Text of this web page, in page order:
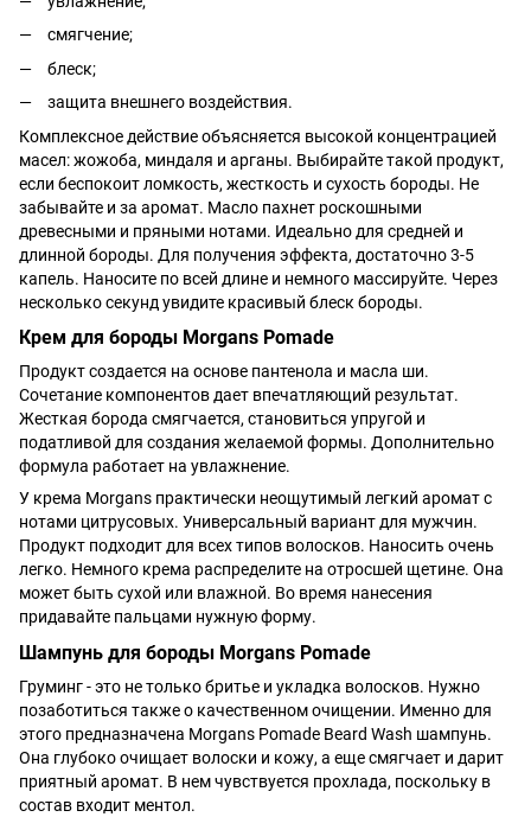
смягчение;
блеск;
защита внешнего воздействия.
Комплексное действие объясняется высокой концентрацией
масел: жожоба, миндаля и арганы. Выбирайте такой продукт,
если беспокоит ломкость, жесткость и сухость бороды. Не
забывайте и за аромат. Масло пахнет роскошными
древесными и пряными нотами. Идеально для средней и
длинной бороды. Для получения эффекта, достаточно 3-5
капель. Наносите по всей длине и немного массируйте. Через
несколько секунд увидите красивый блеск бороды.
Крем для бороды Morgans Pomade
Продукт создается на основе пантенола и масла ши.
Сочетание компонентов дает впечатляющий результат.
Жесткая борода смягчается, становиться упругой и
податливой для создания желаемой формы. Дополнительно
формула работает на увлажнение.
У крема Morgans практически неощутимый легкий аромат с
нотами цитрусовых. Универсальный вариант для мужчин.
Продукт подходит для всех типов волосков. Наносить очень
легко. Немного крема распределите на отросшей щетине. Она
может быть сухой или влажной. Во время нанесения
придавайте пальцами нужную форму.
Шампунь для бороды Morgans Pomade
Груминг - это не только бритье и укладка волосков. Нужно
позаботиться также о качественном очищении. Именно для
этого предназначена Morgans Pomade Beard Wash шампунь.
Она глубоко очищает волоски и кожу, а еще смягчает и дарит
приятный аромат. В нем чувствуется прохлада, поскольку в
состав входит ментол.